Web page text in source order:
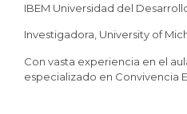
IBEM Universidad del
Investigadora, University of
Con vasta experiencia en el
especializado en Convivencia